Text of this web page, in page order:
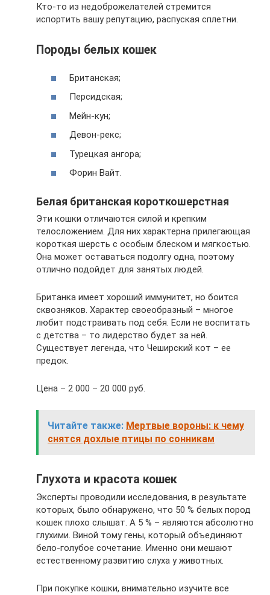
Кто-то из недоброжелателей стремится
испортить вашу репутацию, распуская сплетни.
Породы белых кошек
Британская;
Персидская;
Мейн-кун;
Девон-рекс;
Турецкая ангора;
Форин Вайт.
Белая британская короткошерстная
Эти кошки отличаются силой и крепким
телосложением. Для них характерна прилегающая
короткая шерсть с особым блеском и мягкостью.
Она может оставаться подолгу одна, поэтому
отлично подойдет для занятых людей.
Британка имеет хороший иммунитет, но боится
сквозняков. Характер своеобразный – многое
любит подстраивать под себя. Если не воспитать
с детства – то лидерство будет за ней.
Существует легенда, что Чеширский кот – ее
предок.
Цена – 2 000 – 20 000 руб.
Читайте также: Мертвые вороны: к чему
снятся дохлые птицы по сонникам
Глухота и красота кошек
Эксперты проводили исследования, в результате
которых, было обнаружено, что 50 % белых пород
кошек плохо слышат. А 5 % – являются абсолютно
глухими. Виной тому гены, который объединяют
бело-голубое сочетание. Именно они мешают
естественному развитию слуха у животных.
При покупке кошки, внимательно изучите все